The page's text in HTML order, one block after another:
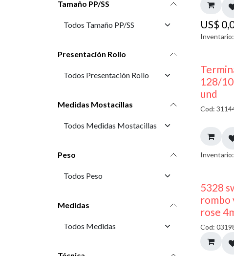
Tamaño PP/SS
Presentación Rollo
Medidas Mostacillas
Peso
Medidas
US$
128/
und
Cod:
5328
rombo
rose
Cod: